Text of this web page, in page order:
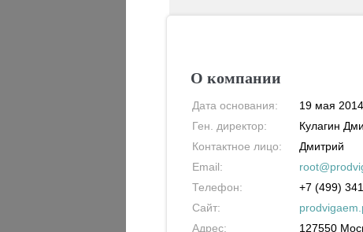
О компании
Дата основания:
19 мая 2014
Ген. директор:
Кулагин
Контактное лицо:
Дмитрий
Email:
Телефон:
+7 (499)
Сайт:
Адрес:
127550